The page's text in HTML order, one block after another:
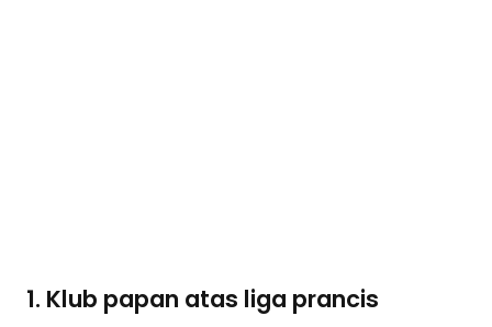
1. Klub papan atas liga prancis